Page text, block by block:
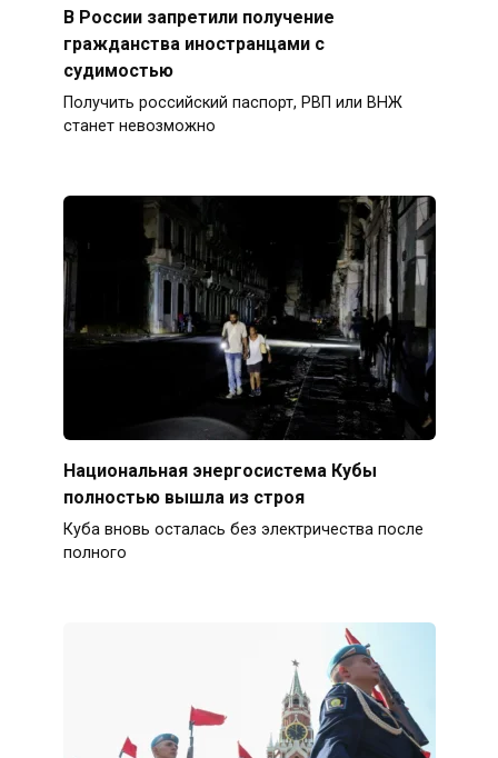
В России запретили получение
гражданства иностранцами с
судимостью
Получить российский паспорт, РВП или ВНЖ
станет невозможно
Национальная энергосистема Кубы
полностью вышла из строя
Куба вновь осталась без электричества после
полного